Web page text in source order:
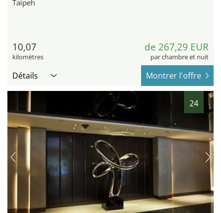
Taipeh
10,07
kilomètres
de 267,29 EUR
par chambre et nuit
Détails Montrer l'offre
24